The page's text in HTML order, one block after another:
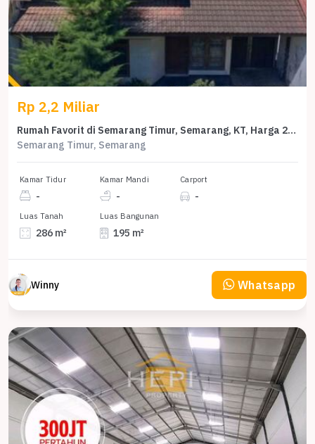
Rp 2,2 Miliar
Rumah Favorit di Semarang Timur, Semarang, KT, Harga 2,2 Miliar
Semarang Timur, Semarang
Kamar Tidur
-
Kamar Mandi
-
Carport
-
Luas Tanah
286 m²
Luas Bangunan
195 m²
Winny Whatsapp